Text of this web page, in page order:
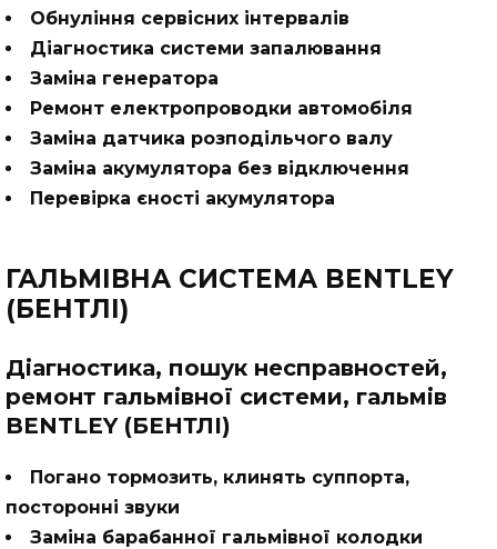
Обнуління сервісних інтервалів
Діагностика системи запалювання
Заміна генератора
Ремонт електропроводки автомобіля
Заміна датчика розподільчого валу
Заміна акумулятора без відключення
Перевірка єності акумулятора
ГАЛЬМІВНА СИСТЕМА BENTLEY
(БЕНТЛІ)
Діагностика, пошук несправностей,
ремонт гальмівної системи, гальмів
BENTLEY (БЕНТЛІ)
Погано тормозить, клинять суппорта,
посторонні звуки
Заміна барабанної гальмівної колодки